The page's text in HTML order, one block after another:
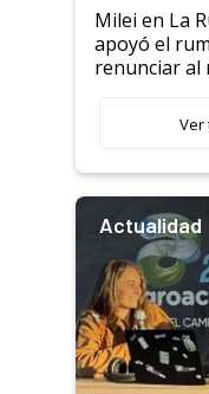
Milei en La
apoyó el
renunciar al
Ver
Actualidad